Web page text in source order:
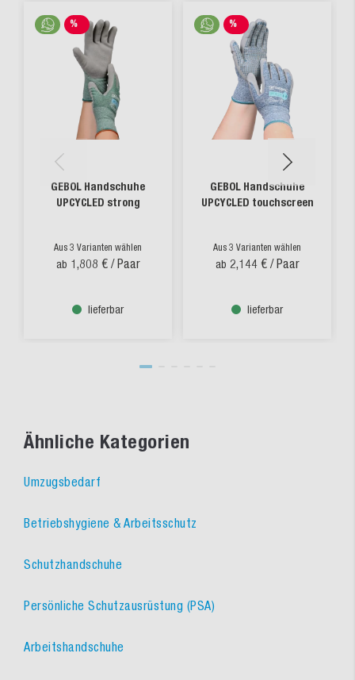
%
GEBOL Handschuhe
UPCYCLED strong
Aus 3 Varianten wählen
ab 1,808 € / Paar
lieferbar
%
SALE
GEBOL Handschuhe
UPCYCLED touchscreen
Aus 3 Varianten wählen
ab 2,144 € / Paar
lieferbar
Ähnliche Kategorien
Umzugsbedarf
Betriebshygiene & Arbeitsschutz
Schutzhandschuhe
Persönliche Schutzausrüstung (PSA)
Arbeitshandschuhe